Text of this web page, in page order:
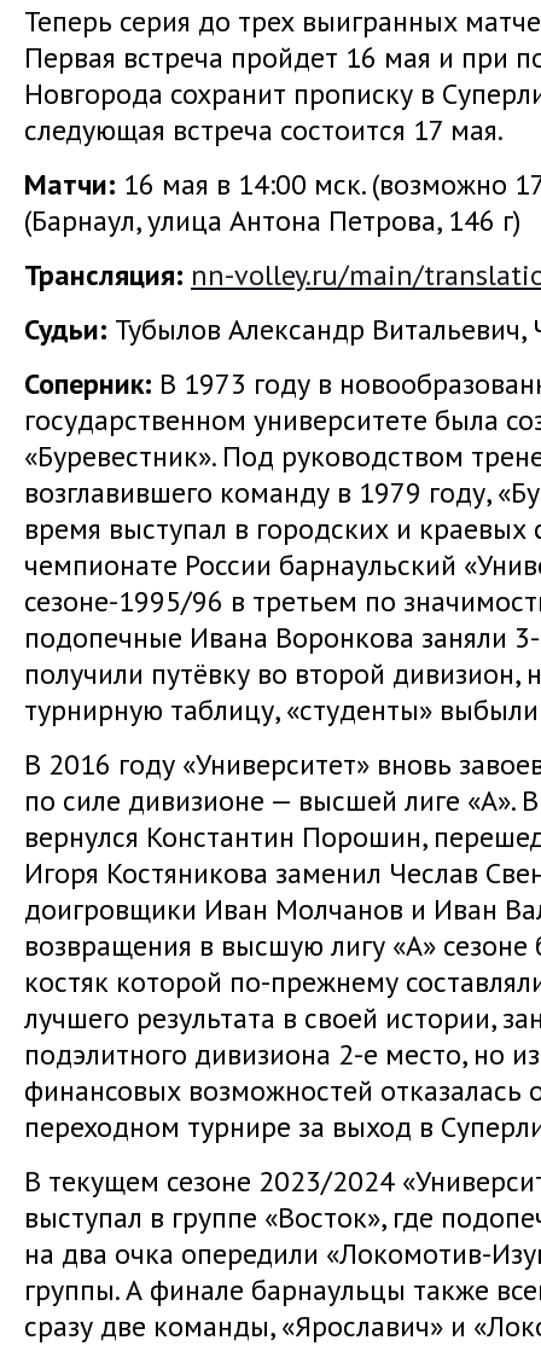
Теперь серия до трех выигранных
Первая встреча пройдет 16 мая и при
Новгорода сохранит прописку в
следующая встреча состоится 17 мая.
Матчи: 16 мая в 14:00 мск. (возможно
(Барнаул, улица Антона Петрова, 146 г)
Трансляция: nn-volley.ru/main/
Судьи: Тубылов Александр
Соперник: В 1973 году в
государственном университете была
«Буревестник». Под руководством
возглавившего команду в 1979 году,
время выступал в городских и краевых
чемпионате России барнаульский
сезоне-1995/96 в третьем по
подопечные Ивана Воронкова заняли
получили путёвку во второй дивизион,
турнирную таблицу, «студенты»
В 2016 году «Университет» вновь
по силе дивизионе — высшей лиге «А».
вернулся Константин Порошин,
Игоря Костяникова заменил Чеслав
доигровщики Иван Молчанов и Иван
возвращения в высшую лигу «А» сезоне
костяк которой по-прежнему
лучшего результата в своей истории,
подэлитного дивизиона 2-е место, но
финансовых возможностей отказалась
переходном турнире за выход в
В текущем сезоне 2023/2024
выступал в группе «Восток», где
на два очка опередили «Локомотив-
группы. А финале барнаульцы также
сразу две команды, «Ярославич» и